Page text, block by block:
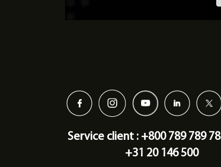
Service client : +800 789 789 78
+31 20 146 500